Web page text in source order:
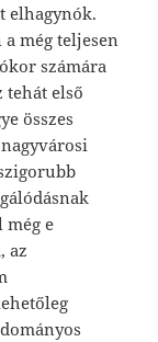
elhagynók.
még teljesen
számára
tehát első
összes
még e
az